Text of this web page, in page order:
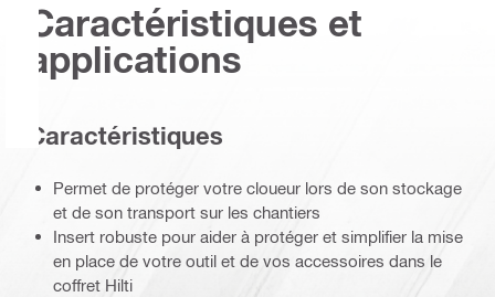
Caractéristiques et
applications
Caractéristiques
Permet de protéger votre cloueur lors de son stockage
et de son transport sur les chantiers
Insert robuste pour aider à protéger et simplifier la mise
en place de votre outil et de vos accessoires dans le
coffret Hilti